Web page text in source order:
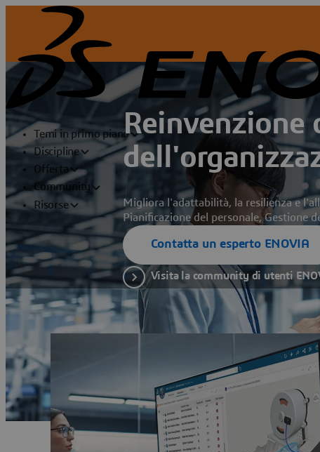
Temi in primo piano
Discipline
Offerta
Community
Risorse
Reinvenzione
Migliora l'adattabilità, la resilienza e
Pianificazione del personale, Gestione
Contatta un esperto ENOVIA
Visita la community di utenti